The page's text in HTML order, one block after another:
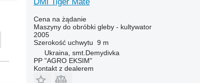
Cena na żądanie
Maszyny do obróbki gleby - kultywator
2005
Szerokość uchwytu 9 m
Ukraina, smt.Demydivka
PP "AGRO EKSIM"
Kontakt z dealerem